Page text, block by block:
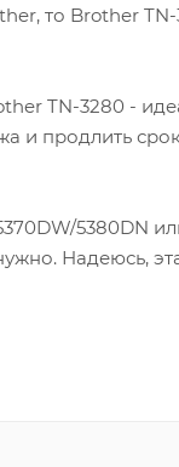
то Brother
TN-3280 -
и продлить
5380DN
Надеюсь,